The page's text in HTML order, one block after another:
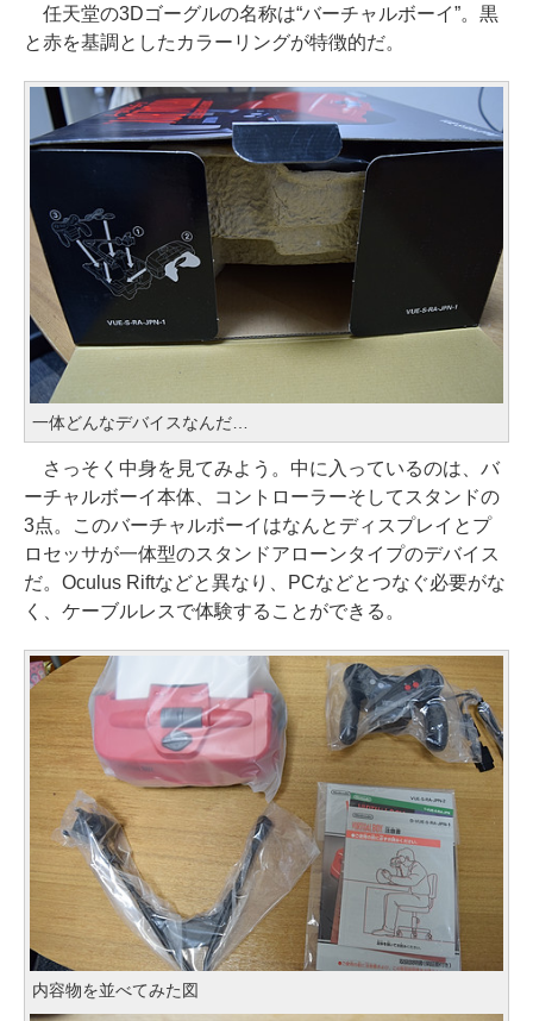
任天堂の3Dゴーグルの名称は“バーチャルボーイ”。黒
と赤を基調としたカラーリングが特徴的だ。
一体どんなデバイスなんだ…
さっそく中身を見てみよう。中に入っているのは、バ
ーチャルボーイ本体、コントローラーそしてスタンドの
3点。このバーチャルボーイはなんとディスプレイとプ
ロセッサが一体型のスタンドアローンタイプのデバイス
だ。Oculus Riftなどと異なり、PCなどとつなぐ必要がな
く、ケーブルレスで体験することができる。
内容物を並べてみた図